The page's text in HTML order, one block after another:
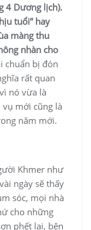
4 Dương lịch).
tuổi” hay
màng thu
nhàn cho
chuẩn bị đón
rất quan
nó vừa là
mới cũng là
năm mới.
Khmer như
ngày sẽ thấy
sóc, mọi nhà
cho những
phết lại, bên